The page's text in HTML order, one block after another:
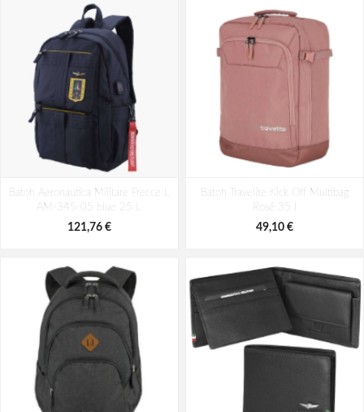
penál - tmavomodrý modrý
6,26 €
AM-580-05 modrá 22 L
98,49 €
Batoh Aeronautica Militare Frecce L
AM-345-05 blue 25 L
121,76 €
Batoh Travelite Kick Off Multibag
Rosé 35 l
49,10 €